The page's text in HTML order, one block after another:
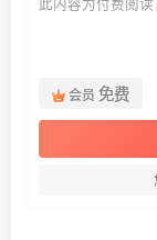
会员 免费